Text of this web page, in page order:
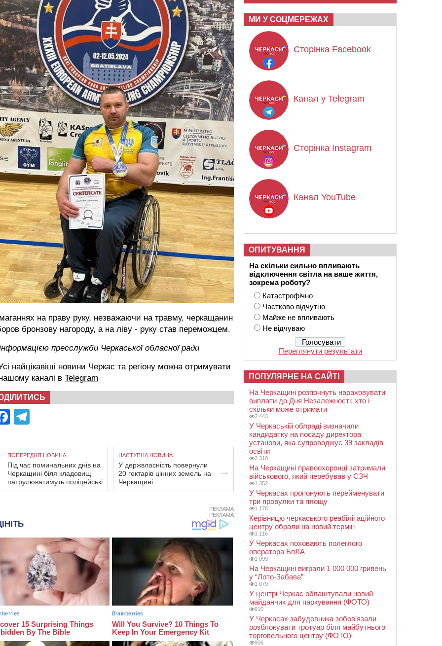
на праву руку, незважаючи на травму, черкащанин
бронзову нагороду, а на ліву - руку став переможцем.
пресслужби Черкаської обласної ради
найцікавіші новини Черкас та регіону можна отримувати
каналі в Telegram
Facebook
ПОПЕРЕДНЯ НОВИНА
Під час поминальних днів на
Черкащині біля кладовищ
патрулюватимуть поліцейські
НАСТУПНА НОВИНА
У держвласність повернули
20 гектарів цінних земель на
Черкащині
РЕКЛАМА
РЕКЛАМА
МИ У СОЦМЕРЕЖАХ
Сторінка Facebook
Канал у Telegram
Сторінка Instagram
Канал YouTube
ОПИТУВАННЯ
На скільки сильно впливають
відключення світла на ваше життя,
зокрема роботу?
Катастрофічно
Частково відчутно
Майже не впливають
Не відчуваю
Переглянути результати
ПОПУЛЯРНЕ НА САЙТІ
На Черкащині розпочнуть нараховувати
виплати до Дня Незалежності: хто і
скільки може отримати
2 443
У Черкаській облраді визначили
кандидатку на посаду директора
установи, яка супроводжує 39 закладів
освіти
2 310
На Черкащині правоохоронці затримали
військового, який перебував у СЗЧ
1 352
У Черкасах пропонують перейменувати
три провулки та площу
1 178
Керівницю черкаського реабілітаційного
центру обрали на новий термін
1 116
У Черкасах поховають полеглого
оператора БпЛА
1 099
На Черкащині виграли 1 000 000 гривень
у “Лото-Забава”
1 079
У центрі Черкас облаштували новий
майданчик для паркування (ФОТО)
910
У Черкасах забудовника зобов’язали
розблокувати тротуар біля майбутнього
торговельного центру (ФОТО)
906